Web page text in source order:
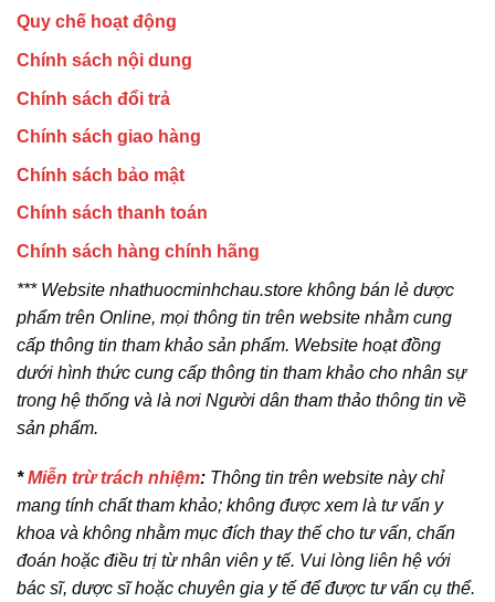
Quy chế hoạt động
Chính sách nội dung
Chính sách đổi trả
Chính sách giao hàng
Chính sách bảo mật
Chính sách thanh toán
Chính sách hàng chính hãng
*** Website nhathuocminhchau.store không bán lẻ dược
phẩm trên Online, mọi thông tin trên website nhằm cung
cấp thông tin tham khảo sản phẩm. Website hoạt đồng
dưới hình thức cung cấp thông tin tham khảo cho nhân sự
trong hệ thống và là nơi Người dân tham thảo thông tin về
sản phẩm.
*Miễn trừ trách nhiệm: Thông tin trên website này chỉ
mang tính chất tham khảo; không được xem là tư vấn y
khoa và không nhằm mục đích thay thế cho tư vấn, chẩn
đoán hoặc điều trị từ nhân viên y tế. Vui lòng liên hệ với
bác sĩ, dược sĩ hoặc chuyên gia y tế để được tư vấn cụ thể.